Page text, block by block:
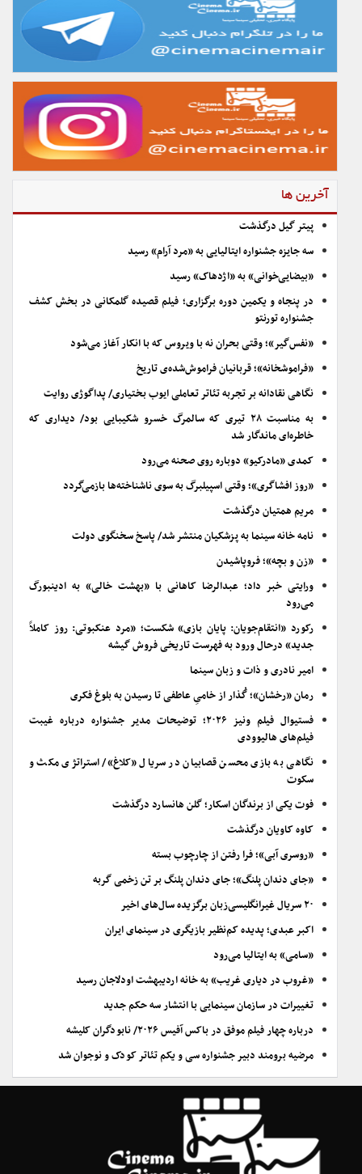
آخرین ها
پیتر گیل درگذشت
سه جایزه جشنواره ایتالیایی به «مرد آرام» رسید
«بیضایی‌خوانی» به «اژدهاک» رسید
در پنجاه و یکمین دوره برگزاری؛ فیلم قصیده گلمکانی در بخش کشف
جشنواره تورنتو
«نفس‌گیر»؛ وقتی بحران نه با ویروس که با انکار آغاز می‌شود
«فراموشخانه»؛ قربانیان فراموش‌شده‌ی تاریخ
نگاهی نقادانه بر تجربه تئاتر تعاملی ایوب بختیاری/ پداگوژی روایت
به مناسبت ۲۸ تیری که سالمرگ خسرو شکیبایی بود/ دیداری که
خاطره‌ای ماندگار شد
کمدی «مادرکیو» دوباره روی صحنه می‌رود
«روز افشاگری»؛ وقتی اسپیلبرگ به سوی ناشناخته‌ها بازمی‌گردد
مریم همتیان درگذشت
نامه خانه سینما به پزشکیان منتشر شد/ پاسخ سخنگوی دولت
«زن و بچه»؛ فروپاشیدن
ورایتی خبر داد؛ عبدالرضا کاهانی با «بهشت خالی» به ادینبورگ
می‌رود
رکورد «انتقام‌جویان: پایان بازی» شکست؛ «مرد عنکبوتی: روز کاملاً
جدید» درحال ورود به فهرست تاریخی فروش گیشه
امیر نادری و ذات و زبان سینما
رمان «رخشان»؛ گُذار از خامیِ عاطفی تا رسیدن به بلوغ فکری
فستیوال فیلم ونیز ۲۰۲۶؛ توضیحات مدیر جشنواره درباره غیبت
فیلم‌های هالیوودی
نگاهی به بازی محسن قصابیان در سریال «کلاغ»/ استراتژی مکث و
سکوت
فوت یکی از برندگان اسکار؛ گلن هانسارد درگذشت
کاوه کاویان درگذشت
«روسری آبی»؛ فرا رفتن از چارچوب بسته
«جای دندان پلنگ»؛ جای دندان پلنگ بر تن زخمی گربه
۲۰ سریال غیرانگلیسی‌زبان برگزیده سال‌های اخیر
اکبر عبدی؛ پدیده کم‌نظیر بازیگری در سینمای ایران
«سامی» به ایتالیا می‌رود
«غروب در دیاری غریب» به خانه اردیبهشت اودلاجان رسید
تغییرات در سازمان سینمایی با انتشار سه حکم جدید
درباره چهار فیلم موفق در باکس آفیس ۲۰۲۶/ نابودگران کلیشه
مرضیه برومند دبیر جشنواره سی و یکم تئاتر کودک و نوجوان شد